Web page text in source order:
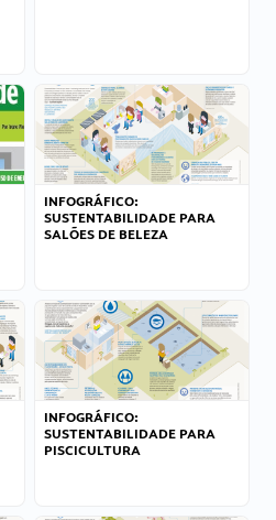
INFOGRÁFICO:
SUSTENTABILIDADE PARA
SALÕES DE BELEZA
INFOGRÁFICO:
SUSTENTABILIDADE PARA
PISCICULTURA